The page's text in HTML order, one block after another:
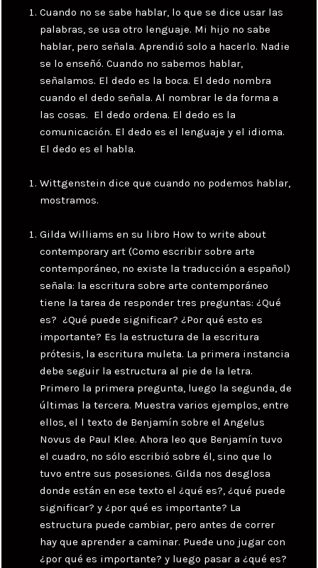
Cuando no se sabe hablar, lo que se dice usar las
palabras, se usa otro lenguaje. Mi hijo no sabe
hablar, pero señala. Aprendió solo a hacerlo. Nadie
se lo enseñó. Cuando no sabemos hablar,
señalamos. El dedo es la boca. El dedo nombra
cuando el dedo señala. Al nombrar le da forma a
las cosas. El dedo ordena. El dedo es la
comunicación. El dedo es el lenguaje y el idioma.
El dedo es el habla.
Wittgenstein dice que cuando no podemos hablar,
mostramos.
Gilda Williams en su libro How to write about
contemporary art (Como escribir sobre arte
contemporáneo, no existe la traducción a español)
señala: la escritura sobre arte contemporáneo
tiene la tarea de responder tres preguntas: ¿Qué
es? ¿Qué puede significar? ¿Por qué esto es
importante? Es la estructura de la escritura
prótesis, la escritura muleta. La primera instancia
debe seguir la estructura al pie de la letra.
Primero la primera pregunta, luego la segunda, de
últimas la tercera. Muestra varios ejemplos, entre
ellos, el l texto de Benjamín sobre el Angelus
Novus de Paul Klee. Ahora leo que Benjamín tuvo
el cuadro, no sólo escribió sobre él, sino que lo
tuvo entre sus posesiones. Gilda nos desglosa
donde están en ese texto el ¿qué es?, ¿qué puede
significar? y ¿por qué es importante? La
estructura puede cambiar, pero antes de correr
hay que aprender a caminar. Puede uno jugar con
¿por qué es importante? y luego pasar a ¿qué es?